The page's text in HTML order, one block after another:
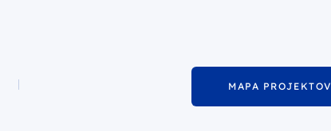
MAPA PROJEKTOV